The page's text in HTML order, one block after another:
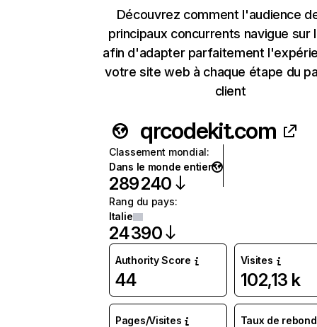
Découvrez comment l'audience
principaux concurrents navigue sur
afin d'adapter parfaitement
votre site web à chaque étape du
client
qrcodekit.com
Classement mondial:
Dans le monde entier
289 240
Rang du pays:
Italie
24 390
Authority Score
44
Visites
102,13 k
Pages/Visites Taux de rebond